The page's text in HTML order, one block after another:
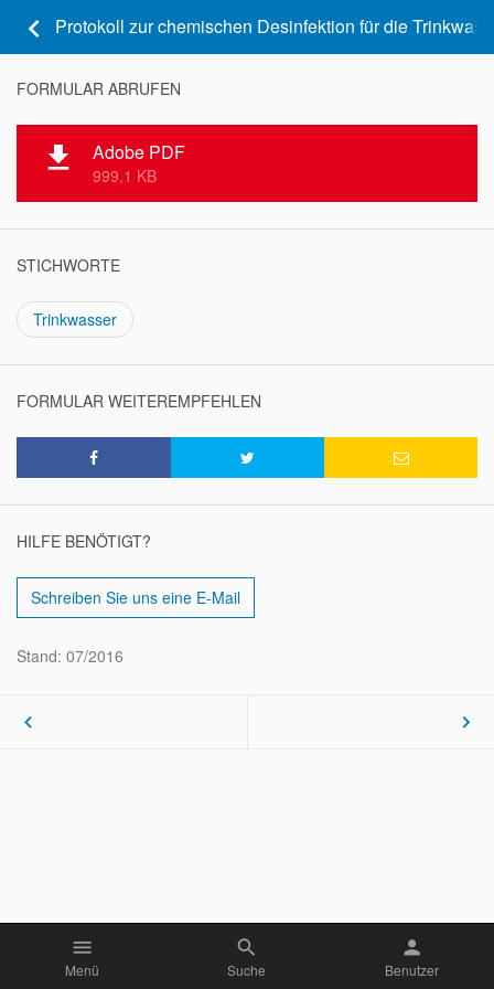
keyboard_arrow_left Protokoll zur chemischen Desinfektion für die
FORMULAR ABRUFEN
file_download Adobe PDF
999,1 KB
STICHWORTE
Trinkwasser
FORMULAR WEITEREMPFEHLEN
HILFE BENÖTIGT?
Schreiben Sie uns eine E-Mail
Stand: 07/2016
keyboard_arrow_left keyboard_arrow_right
menu
Menü
search
Suche
person
Benutzer